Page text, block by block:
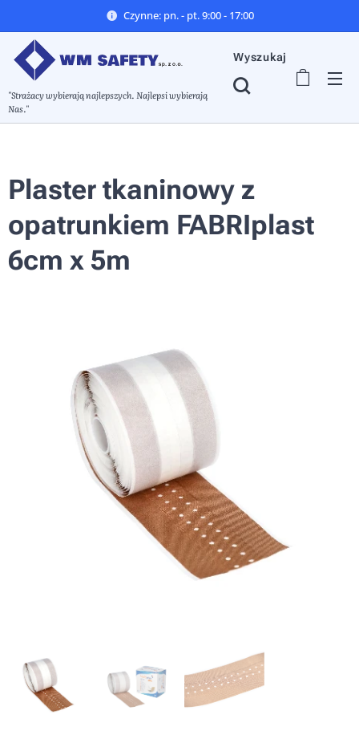
Czynne: pn. - pt. 9:00 - 17:00
"Strażacy wybierają najlepszych. Najlepsi wybierają
Nas."
Wyszukaj
Plaster tkaninowy z
opatrunkiem FABRIplast
6cm x 5m